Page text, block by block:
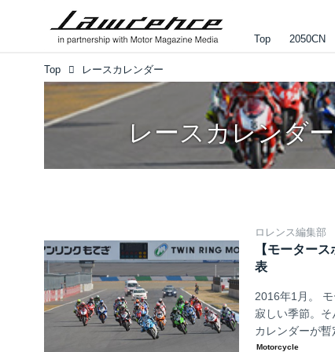
Top 2050CN
Top レースカレンダー
レースカレンダー
ロレンス編集部
【モーター
表
2016年1月。
寂しい季節。
カレンダーが
注目のロード